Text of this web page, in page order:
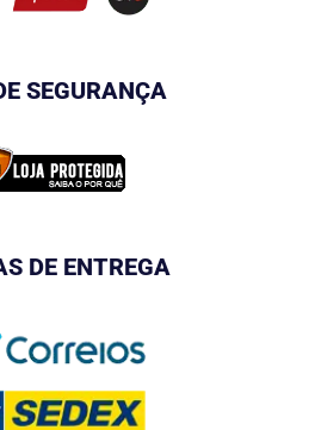
SEGURANÇA
DE ENTREGA